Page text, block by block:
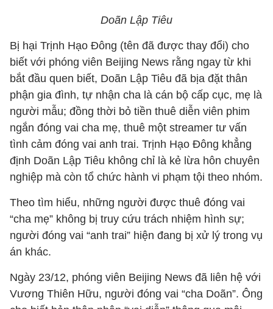
Doãn Lập Tiêu
Bị hại Trịnh Hạo Đông (tên đã được thay đổi) cho
biết với phóng viên Beijing News rằng ngay từ khi
bắt đầu quen biết, Doãn Lập Tiêu đã bịa đặt thân
phận gia đình, tự nhận cha là cán bộ cấp cục, mẹ là
người mẫu; đồng thời bỏ tiền thuê diễn viên phim
ngắn đóng vai cha mẹ, thuê một streamer tư vấn
tình cảm đóng vai anh trai. Trịnh Hạo Đông khẳng
định Doãn Lập Tiêu không chỉ là kẻ lừa hôn chuyên
nghiệp mà còn tổ chức hành vi phạm tội theo nhóm.
Theo tìm hiểu, những người được thuê đóng vai
“cha mẹ” không bị truy cứu trách nhiệm hình sự;
người đóng vai “anh trai” hiện đang bị xử lý trong vụ
án khác.
Ngày 23/12, phóng viên Beijing News đã liên hệ với
Vương Thiên Hữu, người đóng vai “cha Doãn”. Ông